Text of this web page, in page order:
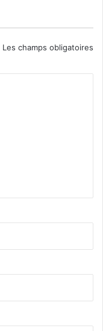
Les champs obligatoires